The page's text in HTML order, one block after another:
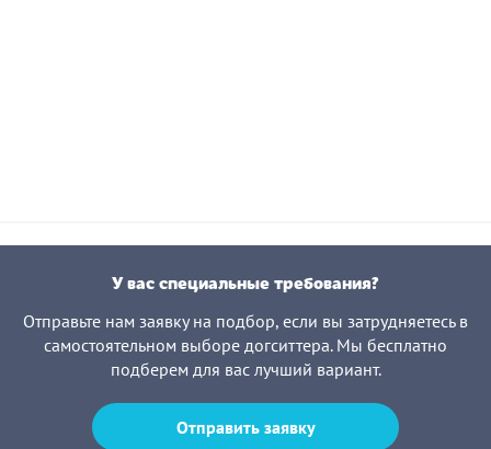
У вас специальные требования?
Отправьте нам заявку на подбор, если вы затрудняетесь в
самостоятельном выборе догситтера. Мы бесплатно
подберем для вас лучший вариант.
Отправить заявку